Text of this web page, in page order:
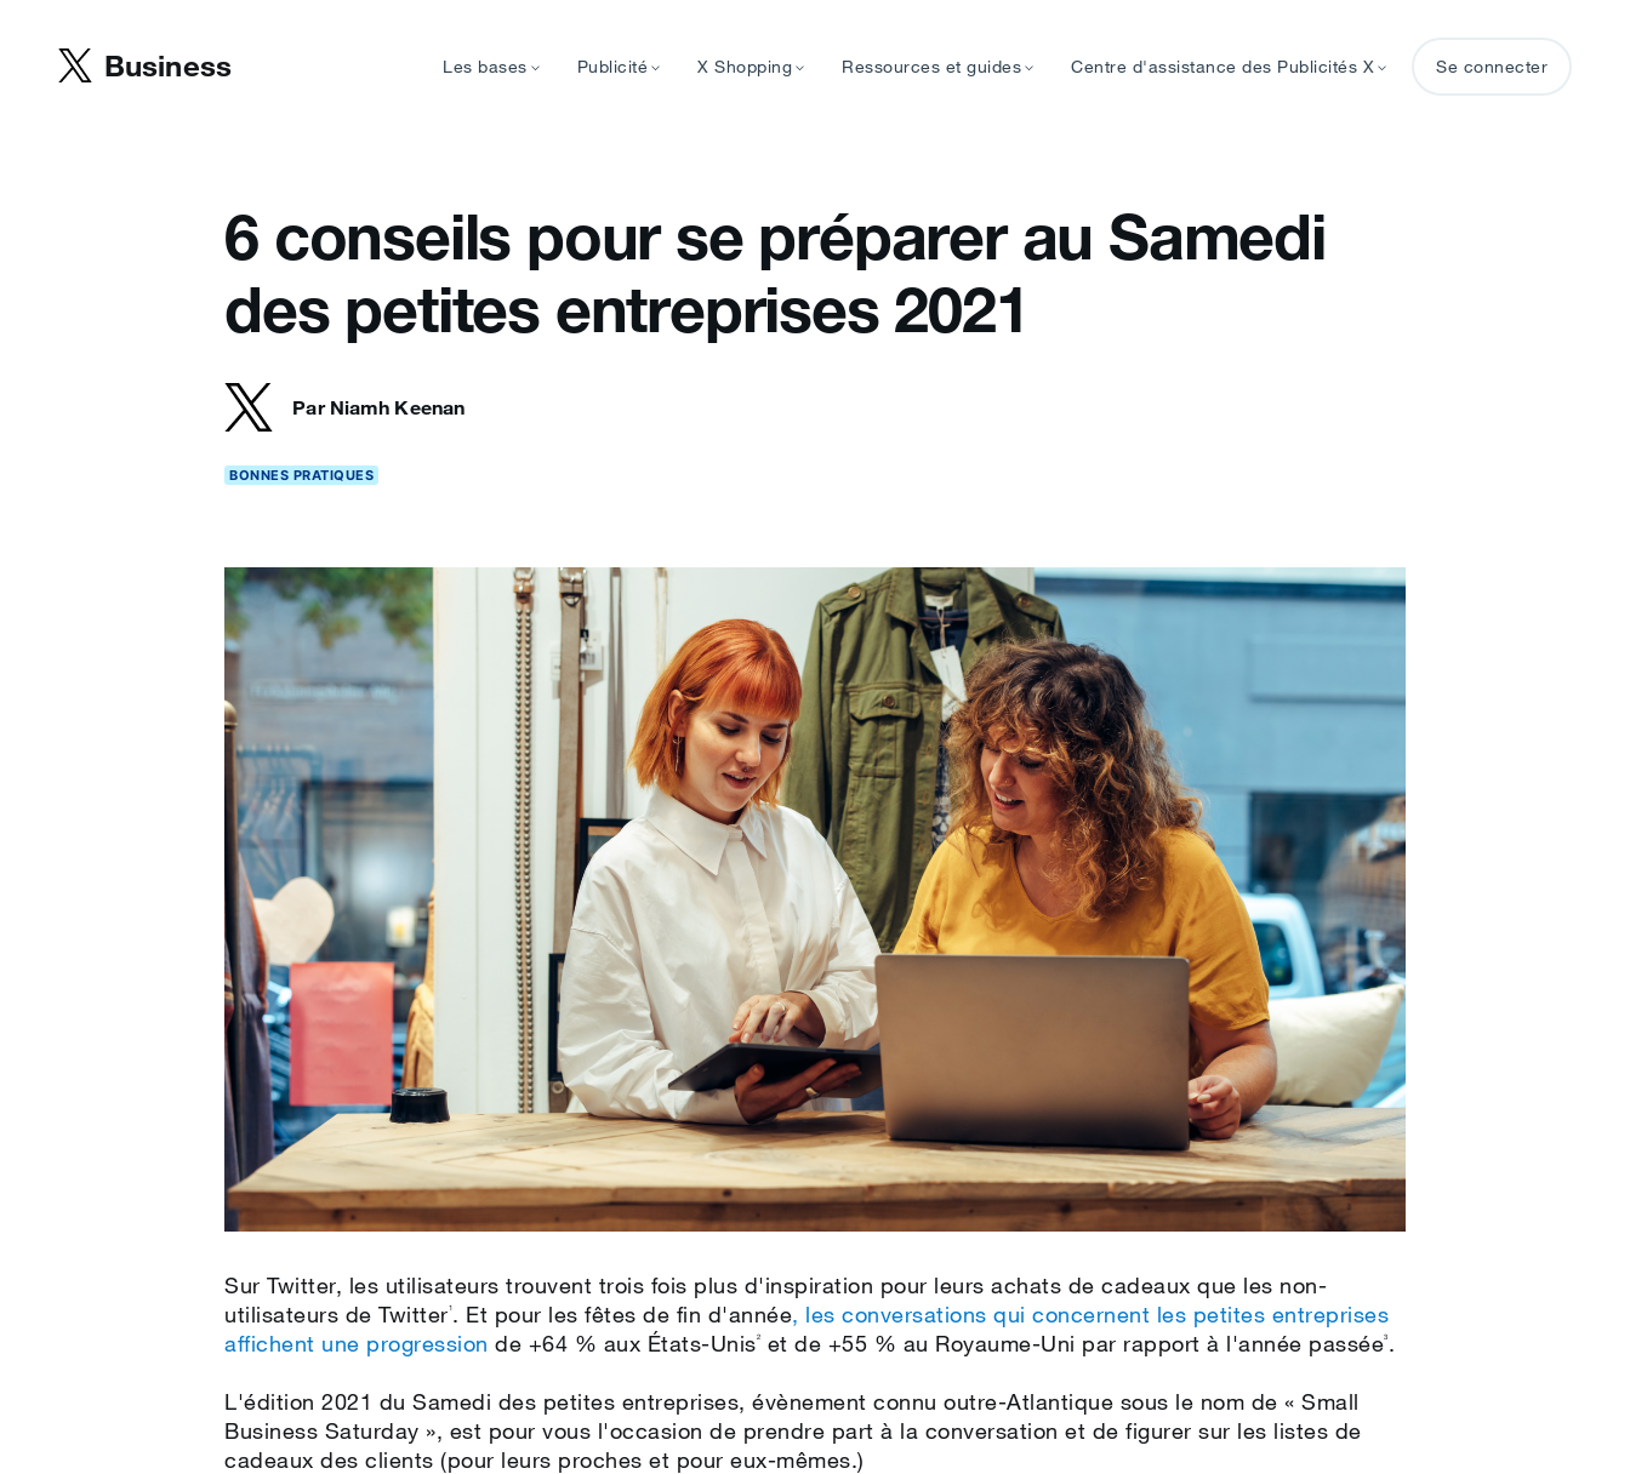
Business Les bases Publicité X Shopping Ressources et guides Centre d'assistance des Publicités X Se connecter
6 conseils pour se préparer au Samedi
des petites entreprises 2021
Par Niamh Keenan
BONNES PRATIQUES
Sur Twitter, les utilisateurs trouvent trois fois plus d'inspiration pour leurs achats de cadeaux que les non-
utilisateurs de Twitter1. Et pour les fêtes de fin d'année, les conversations qui concernent les petites entreprises
affichent une progression de +64 % aux États-Unis2 et de +55 % au Royaume-Uni par rapport à l'année passée3 .
L'édition 2021 du Samedi des petites entreprises, évènement connu outre‑Atlantique sous le nom de « Small
Business Saturday », est pour vous l'occasion de prendre part à la conversation et de figurer sur les listes de
cadeaux des clients (pour leurs proches et pour eux-mêmes.)